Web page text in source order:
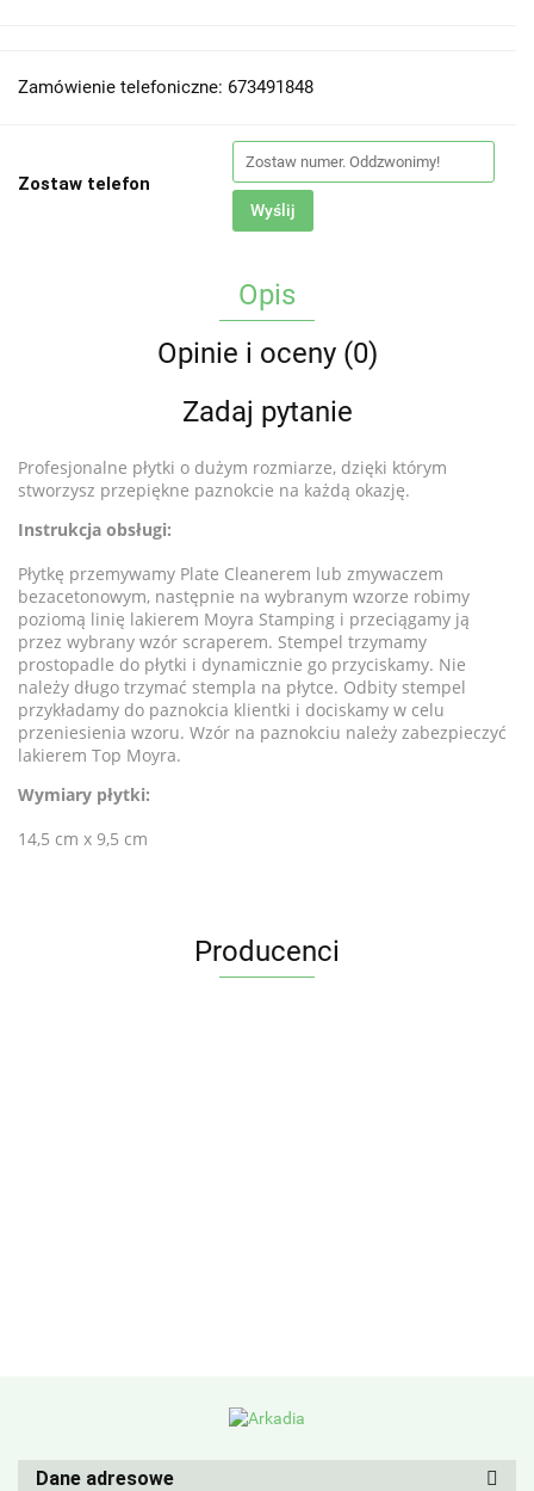
Zamówienie telefoniczne: 673491848
Zostaw telefon
Wyślij
Opis
Opinie i oceny (0)
Zadaj pytanie
Profesjonalne płytki o dużym rozmiarze, dzięki którym
stworzysz przepiękne paznokcie na każdą okazję.
Instrukcja obsługi:
Płytkę przemywamy Plate Cleanerem lub zmywaczem
bezacetonowym, następnie na wybranym wzorze robimy
poziomą linię lakierem Moyra Stamping i przeciągamy ją
przez wybrany wzór scraperem. Stempel trzymamy
prostopadle do płytki i dynamicznie go przyciskamy. Nie
należy długo trzymać stempla na płytce. Odbity stempel
przykładamy do paznokcia klientki i dociskamy w celu
przeniesienia wzoru. Wzór na paznokciu należy zabezpieczyć
lakierem Top Moyra.
Wymiary płytki:
14,5 cm x 9,5 cm
Producenci
Dane adresowe